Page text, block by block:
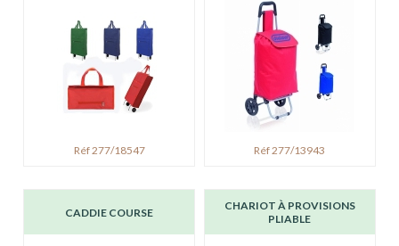
Réf 277/18547 Réf 277/13943
CADDIE COURSE
CHARIOT À PROVISIONS
PLIABLE